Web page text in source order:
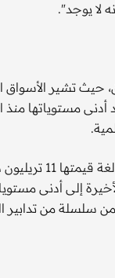
لا يوجد".
حيث تشير
مستوياتها منذ
لم يكن
ذات أجل 10 أعوام